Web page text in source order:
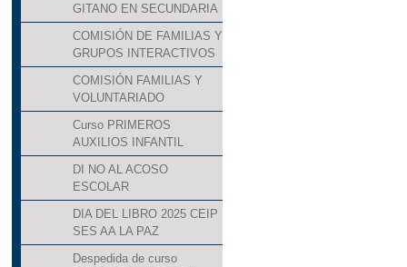
GITANO EN SECUNDARIA
COMISIÓN DE FAMILIAS Y
GRUPOS INTERACTIVOS
COMISIÓN FAMILIAS Y
VOLUNTARIADO
Curso PRIMEROS
AUXILIOS INFANTIL
DI NO AL ACOSO
ESCOLAR
DIA DEL LIBRO 2025 CEIP
SES AA LA PAZ
Despedida de curso